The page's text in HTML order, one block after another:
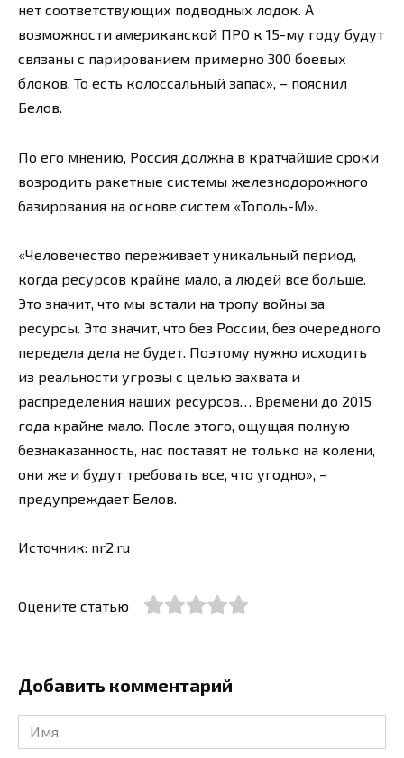
нет соответствующих подводных лодок. А
возможности американской ПРО к 15-му году будут
связаны с парированием примерно 300 боевых
блоков. То есть колоссальный запас», – пояснил
Белов.
По его мнению, Россия должна в кратчайшие сроки
возродить ракетные системы железнодорожного
базирования на основе систем «Тополь-М».
«Человечество переживает уникальный период,
когда ресурсов крайне мало, а людей все больше.
Это значит, что мы встали на тропу войны за
ресурсы. Это значит, что без России, без очередного
передела дела не будет. Поэтому нужно исходить
из реальности угрозы с целью захвата и
распределения наших ресурсов… Времени до 2015
года крайне мало. После этого, ощущая полную
безнаказанность, нас поставят не только на колени,
они же и будут требовать все, что угодно», –
предупреждает Белов.
Источник: nr2.ru
Оцените статью
Добавить комментарий
Имя
*